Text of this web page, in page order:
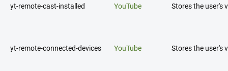
yt-remote-cast-installed YouTube Stores the user's
yt-remote-connected-devices YouTube Stores the user's